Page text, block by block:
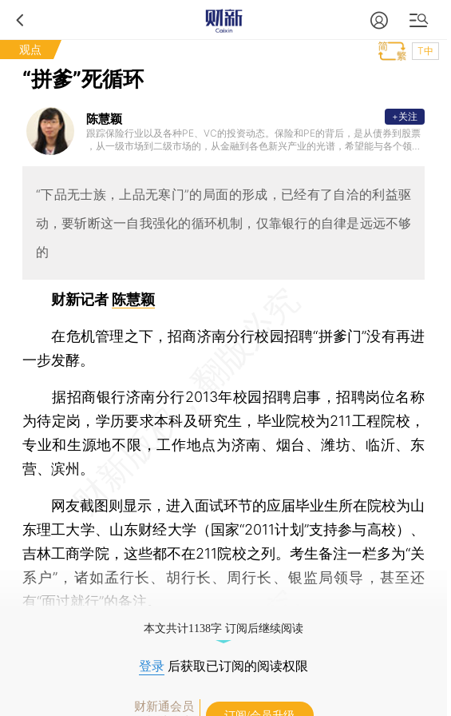
观点 T中
“拼爹”死循环
陈慧颖
跟踪保险行业以及各种PE、VC的投资动态。保险和PE的背后，是从债券到股票
，从一级市场到二级市场的，从金融到各色新兴产业的光谱，希望能与各个领域
+关注
“下品无士族，上品无寒门”的局面的形成，已经有了自洽的利益驱
动，要斩断这一自我强化的循环机制，仅靠银行的自律是远远不够
的
财新记者 陈慧颖
在危机管理之下，招商济南分行校园招聘“拼爹门”没有再进
一步发酵。
据招商银行济南分行2013年校园招聘启事，招聘岗位名称
为待定岗，学历要求本科及研究生，毕业院校为211工程院校，
专业和生源地不限，工作地点为济南、烟台、潍坊、临沂、东
营、滨州。
网友截图则显示，进入面试环节的应届毕业生所在院校为山
东理工大学、山东财经大学（国家“2011计划”支持参与高校）、
吉林工商学院，这些都不在211院校之列。考生备注一栏多为“关
系户”，诸如孟行长、胡行长、周行长、银监局领导，甚至还
有“面过就行”的备注。
本文共计1138字 订阅后继续阅读
登录 后获取已订阅的阅读权限
财新通会员